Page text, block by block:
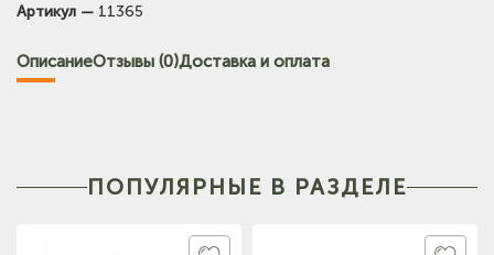
Тел: +7-903-947-7028
Тел: +7-964-603-4984
(на карте)
Артикул — 11365
ОписаниеОтзывы (0)Доставка и оплата
ПОПУЛЯРНЫЕ В РАЗДЕЛЕ